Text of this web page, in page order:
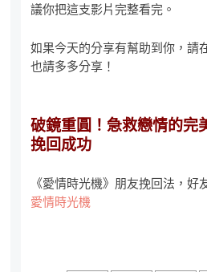
議你把這支影片完整看完。
如果今天的分享有幫助到你，請
也請多多分享！
破鏡重圓！急救戀情的完
挽回成功
《愛情時光機》朋友挽回法，好
愛情時光機